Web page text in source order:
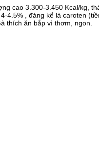
cao 3.300-3.450 Kcal/kg,
, đáng kể là caroten
thích ăn bắp vì thơm, ngon.